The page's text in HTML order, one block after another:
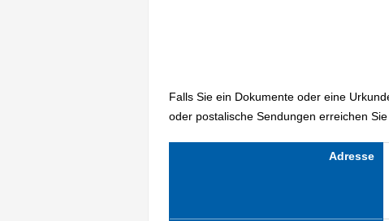
Falls Sie ein Dokumente oder eine
oder postalische Sendungen erreichen
Adresse